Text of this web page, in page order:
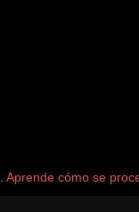
Aprende cómo se